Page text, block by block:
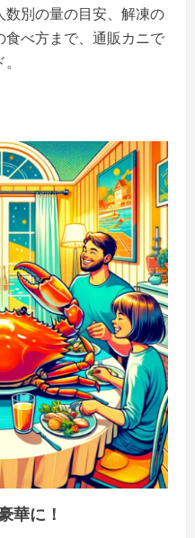
数別の量の目安、解凍の
食べ方まで、通販カニで
華に！